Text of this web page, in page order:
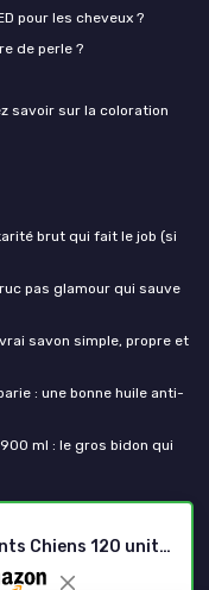
Démangeaisons - Compléments Chiens 120 unités
pour les cheveux ?
de perle ?
savoir sur la coloration
brut qui fait le job (si
pas glamour qui sauve
savon simple, propre et
: une bonne huile anti-
ml : le gros bidon qui